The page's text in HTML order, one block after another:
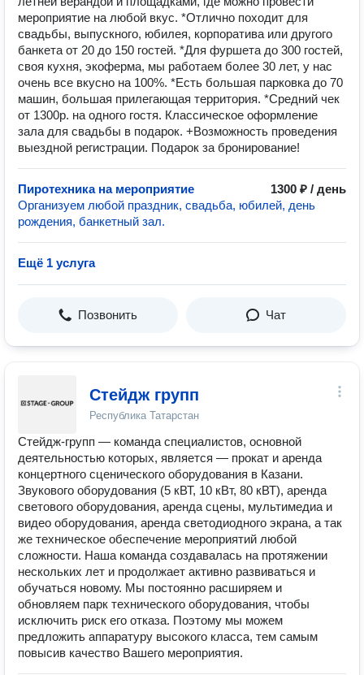
мероприятие на любой вкус. *Отлично походит для
свадьбы, выпускного, юбилея, корпоратива или другого
банкета от 20 до 150 гостей. *Для фуршета до 300 гостей,
своя кухня, экоферма, мы работаем более 30 лет, у нас
очень все вкусно на 100%. *Есть большая парковка до 70
машин, большая прилегающая территория. *Средний чек
от 1300р. на одного гостя. Классическое оформление
зала для свадьбы в подарок. +Возможность проведения
выездной регистрации. Подарок за бронирование!
Пиротехника на мероприятие
1300 ₽ / день
Организуем любой праздник, свадьба, юбилей, день
рождения, банкетный зал.
Ещё 1 услуга
Позвонить Чат
Стейдж групп
Республика Татарстан
Стейдж-групп — команда специалистов, основной
деятельностью которых, является — прокат и аренда
концертного сценического оборудования в Казани.
Звукового оборудования (5 кВТ, 10 кВт, 80 кВТ), аренда
светового оборудования, аренда сцены, мультимедиа и
видео оборудования, аренда светодиодного экрана, а так
же техническое обеспечение мероприятий любой
сложности. Наша команда создавалась на протяжении
нескольких лет и продолжает активно развиваться и
обучаться новому. Мы постоянно расширяем и
обновляем парк технического оборудования, чтобы
исключить риск его отказа. Поэтому мы можем
предложить аппаратуру высокого класса, тем самым
повысив качество Вашего мероприятия.